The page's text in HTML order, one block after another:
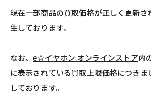
現在一部商品の買取価格が正しく更新さ
生しております。
なお、e☆イヤホン オンラインストア内
に表示されている買取上限価格につき
しております。